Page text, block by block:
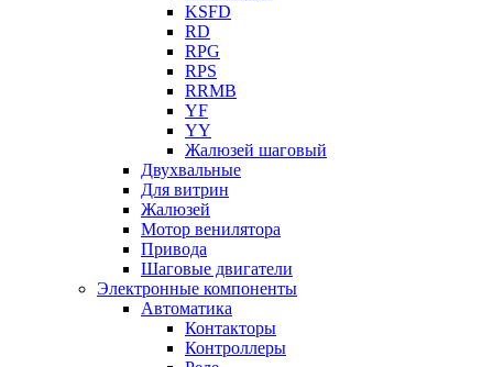
KSFD
RD
RPG
RPS
RRMB
YF
YY
Жалюзей шаговый
Двухвальные
Для витрин
Жалюзей
Мотор венилятора
Привода
Шаговые двигатели
Электронные компоненты
Автоматика
Контакторы
Контроллеры